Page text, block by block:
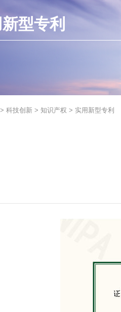
型专利
科技创新 > 知识产权 > 实用新型专利